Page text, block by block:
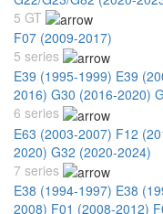
5 GT
F07 (2009-2017)
5 series
E39 (1995-1999) E39
2016) G30 (2016-2020)
6 series
E63 (2003-2007) F12
2020) G32 (2020-2024)
7 series
E38 (1994-1997) E38
2008) F01 (2008-2012)